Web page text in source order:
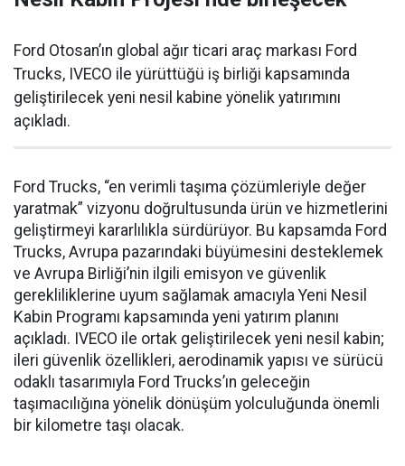
Ford Otosan’ın global ağır ticari araç markası Ford
Trucks, IVECO ile yürüttüğü iş birliği kapsamında
geliştirilecek yeni nesil kabine yönelik yatırımını
açıkladı.
Ford Trucks, “en verimli taşıma çözümleriyle değer
yaratmak” vizyonu doğrultusunda ürün ve hizmetlerini
geliştirmeyi kararlılıkla sürdürüyor. Bu kapsamda Ford
Trucks, Avrupa pazarındaki büyümesini desteklemek
ve Avrupa Birliği’nin ilgili emisyon ve güvenlik
gerekliliklerine uyum sağlamak amacıyla Yeni Nesil
Kabin Programı kapsamında yeni yatırım planını
açıkladı. IVECO ile ortak geliştirilecek yeni nesil kabin;
ileri güvenlik özellikleri, aerodinamik yapısı ve sürücü
odaklı tasarımıyla Ford Trucks’ın geleceğin
taşımacılığına yönelik dönüşüm yolculuğunda önemli
bir kilometre taşı olacak.